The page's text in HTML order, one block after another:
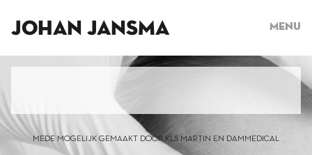
JOHAN JANSMA Menu
MEDE MOGELIJK GEMAAKT DOOR KLS MARTIN EN DAMMEDICAL